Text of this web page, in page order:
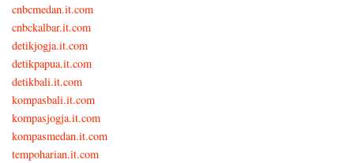
cnbcmedan.it.com
cnbckalbar.it.com
detikjogja.it.com
detikpapua.it.com
detikbali.it.com
kompasbali.it.com
kompasjogja.it.com
kompasmedan.it.com
tempoharian.it.com